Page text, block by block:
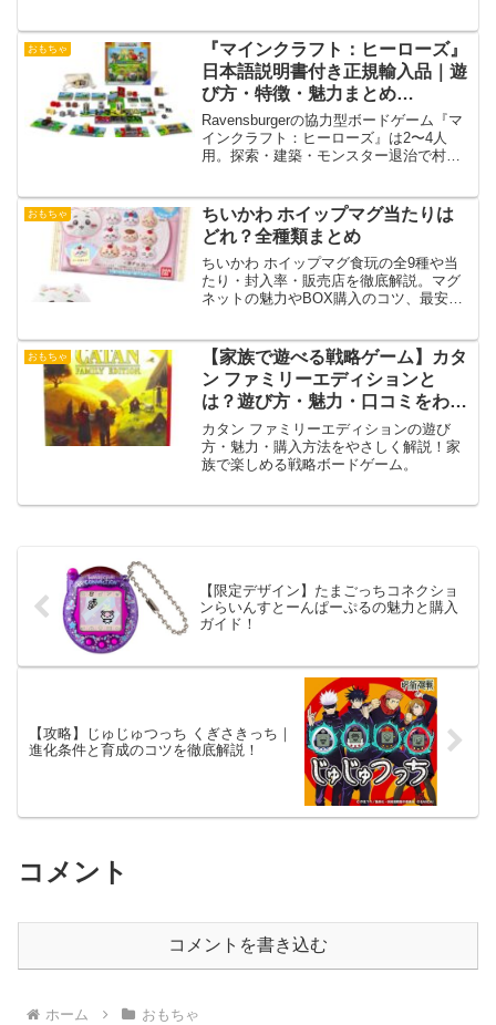
おもちゃ
『マインクラフト：ヒーローズ』
日本語説明書付き正規輸入品｜遊
び方・特徴・魅力まとめ
【Ravensburger ボードゲーム】
Ravensburgerの協力型ボードゲーム『マ
インクラフト：ヒーローズ』は2〜4人
用。探索・建築・モンスター退治で村を
おもちゃ
ちいかわ ホイップマグ当たりは
どれ？全種類まとめ
ちいかわ ホイップマグ食玩の全9種や当
たり・封入率・販売店を徹底解説。マグ
ネットの魅力やBOX購入のコツ、最安で
おもちゃ
【家族で遊べる戦略ゲーム】カタ
ン ファミリーエディションと
は？遊び方・魅力・口コミをわか
りやすく解説！
カタン ファミリーエディションの遊び
方・魅力・購入方法をやさしく解説！家
族で楽しめる戦略ボードゲーム。
【限定デザイン】たまごっちコネクショ
ンらいんすとーんぱーぷるの魅力と購入
ガイド！
【攻略】じゅじゅつっち くぎさきっち｜
進化条件と育成のコツを徹底解説！
コメント
コメントを書き込む
ホーム おもちゃ